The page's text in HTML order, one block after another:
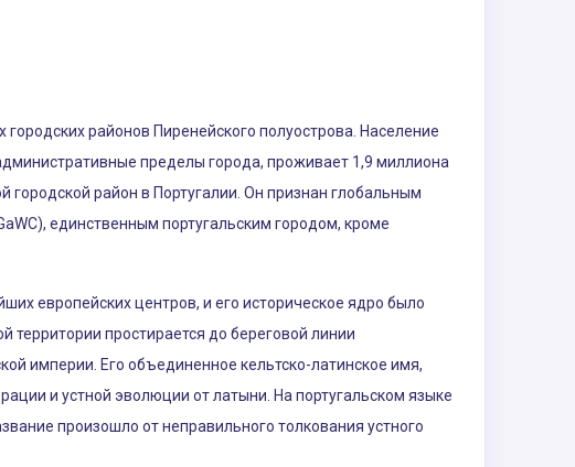
районов Пиренейского полуострова. Население
пределы города, проживает 1,9 миллиона
район в Португалии. Он признан глобальным
единственным португальским городом, кроме
европейских центров, и его историческое ядро ​​было
простирается до береговой линии
империи. Его объединенное кельтско-латинское имя,
и устной эволюции от латыни. На португальском языке
произошло от неправильного толкования устного